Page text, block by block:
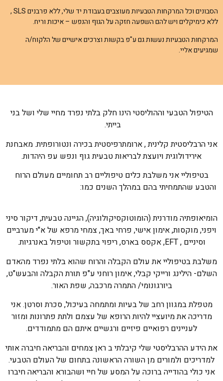
הסבונים וכל המרקחות הטבעיות מעוצבים בעבודת יד שלי, ללא פרבנים SLS ,
ללא כימיקלים ויש להם השפעה חזקה על הגוף והנפש – איכות וריח.
המרקחות הטבעיות נעשות גם ע"פ בקשות וצרכים אישיים של הלקוח/ה
שמגיעים אליי.
הטיפול הטבעי וההוליסטי הינו חלק בלתי נפרד מחיי שלי ושל בני
בייתי.
אני הרבליסטית קלינית , ארומתרפיסטית בכירה ונטורופתית. מאבחנת
אירידולוגית ויועצת לבריאות טבעית גוף ונפש עפ היהדות.
בטיפוליי אני משלבת כלים טיפוליים רב תחומיים מעולם הרוח
והטבע שהתמחיתי בהם במהלך השנים כמו:
הומיאופתיה מודרנית (הומוטוקסיקולוגיה), הגיינה טבעית, דיקור סיני
ויפני, מוקסות, אימון אישי, פרחי באך, צמחי מרפא של א"י מערביים
וסיניים , EFT, אקסס בארס, ריפוי בתקשור וטיפול באנרגיות.
משלבת בטיפוליי את עולם הקבלה והרוח שהוא בלתי נפרד מהאדם
השלם- הילינג ורייקי קבלי, אימון רוחני ע"פ תורת הקבלה והבעש"ט,
ביורגונומי/ התמרה מרכבה, שפת האור.
מטפלת במגוון רחב של בעיות ומתמחה בעיכול, סכרת וסרטן. אני
מדריכה את מיועציי להיות הרופא של עצמם ולתת פתרונות ומזור
לעניינים רפואיים פיזיים ורגשיים איתם הם מתמודדים.
את הידע ההרבליסטי שלי קיבלתי ב ראן צמחים והבריאה חיברה אותי
למדריכים ולמורים מן השורה הראשונה בתחום של העולם הטבעי.
אני כולי בהודייה ברוכה על המסע של חיי ושהבורא והבריאה חיברו